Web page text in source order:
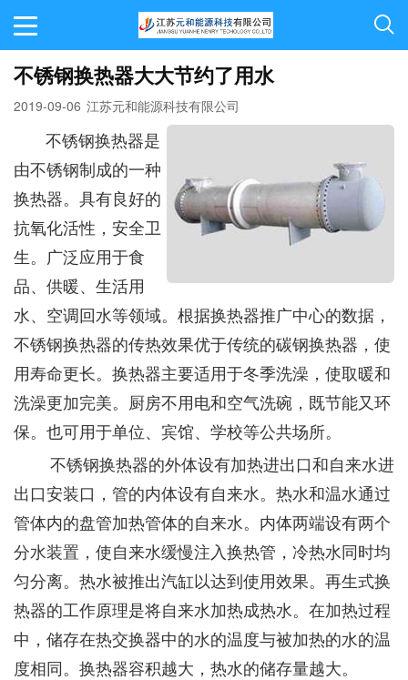
不锈钢换热器大大节约了用水
2019-09-06 江苏元和能源科技有限公司
不锈钢换热器是
由不锈钢制成的一种
换热器。具有良好的
抗氧化活性，安全卫
生。广泛应用于食
品、供暖、生活用
水、空调回水等领域。根据换热器推广中心的数据，
不锈钢换热器的传热效果优于传统的碳钢换热器，使
用寿命更长。换热器主要适用于冬季洗澡，使取暖和
洗澡更加完美。厨房不用电和空气洗碗，既节能又环
保。也可用于单位、宾馆、学校等公共场所。
不锈钢换热器的外体设有加热进出口和自来水进
出口安装口，管的内体设有自来水。热水和温水通过
管体内的盘管加热管体的自来水。内体两端设有两个
分水装置，使自来水缓慢注入换热管，冷热水同时均
匀分离。热水被推出汽缸以达到使用效果。再生式换
热器的工作原理是将自来水加热成热水。在加热过程
中，储存在热交换器中的水的温度与被加热的水的温
度相同。换热器容积越大，热水的储存量越大。